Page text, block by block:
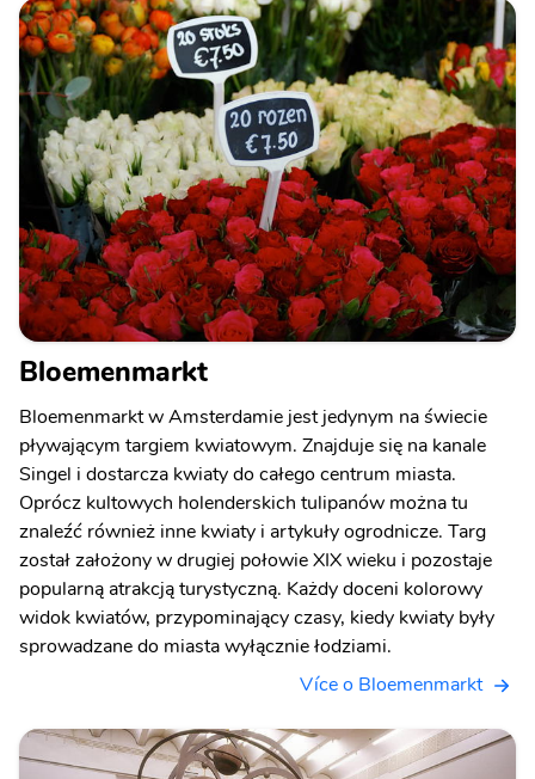
Bloemenmarkt
Bloemenmarkt w Amsterdamie jest jedynym na świecie
pływającym targiem kwiatowym. Znajduje się na kanale
Singel i dostarcza kwiaty do całego centrum miasta.
Oprócz kultowych holenderskich tulipanów można tu
znaleźć również inne kwiaty i artykuły ogrodnicze. Targ
został założony w drugiej połowie XIX wieku i pozostaje
popularną atrakcją turystyczną. Każdy doceni kolorowy
widok kwiatów, przypominający czasy, kiedy kwiaty były
sprowadzane do miasta wyłącznie łodziami.
Více o Bloemenmarkt